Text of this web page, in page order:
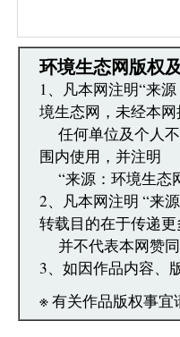
文章跟帖管理员
环境生态网版权
1、凡本网注明“来
境生态网，未经本网
任何单位及个人不
围内使用，并注明
“来源：环境生态
2、凡本网注明 “来
转载目的在于传递更
并不代表本网赞同
3、如因作品内容、
※ 有关作品版权事宜